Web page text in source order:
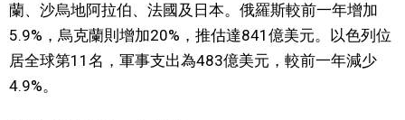
蘭、沙烏地阿拉伯、法國及日本。俄羅斯較前一年增加
5.9%，烏克蘭則增加20%，推估達841億美元。以色列位
居全球第11名，軍事支出為483億美元，較前一年減少
4.9%。